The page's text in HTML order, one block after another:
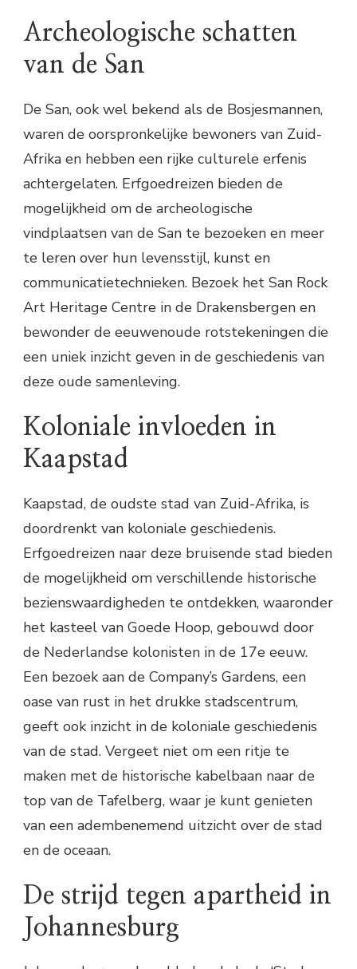
Archeologische schatten
van de San
De San, ook wel bekend als de Bosjesmannen,
waren de oorspronkelijke bewoners van Zuid-
Afrika en hebben een rijke culturele erfenis
achtergelaten. Erfgoedreizen bieden de
mogelijkheid om de archeologische
vindplaatsen van de San te bezoeken en meer
te leren over hun levensstijl, kunst en
communicatietechnieken. Bezoek het San Rock
Art Heritage Centre in de Drakensbergen en
bewonder de eeuwenoude rotstekeningen die
een uniek inzicht geven in de geschiedenis van
deze oude samenleving.
Koloniale invloeden in
Kaapstad
Kaapstad, de oudste stad van Zuid-Afrika, is
doordrenkt van koloniale geschiedenis.
Erfgoedreizen naar deze bruisende stad bieden
de mogelijkheid om verschillende historische
bezienswaardigheden te ontdekken, waaronder
het kasteel van Goede Hoop, gebouwd door
de Nederlandse kolonisten in de 17e eeuw.
Een bezoek aan de Company’s Gardens, een
oase van rust in het drukke stadscentrum,
geeft ook inzicht in de koloniale geschiedenis
van de stad. Vergeet niet om een ritje te
maken met de historische kabelbaan naar de
top van de Tafelberg, waar je kunt genieten
van een adembenemend uitzicht over de stad
en de oceaan.
De strijd tegen apartheid in
Johannesburg